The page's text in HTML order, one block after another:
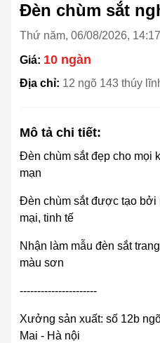
Đèn chùm sắt
Thứ năm, 06/08/2026, 14:17
Giá: 10 ngàn
Địa chỉ: 12 ngõ 143 thúy
Mô tả chi tiết:
Đèn chùm sắt đẹp cho mọi
mạn
Đèn chùm sắt được tạo bởi
mại, tinh tế
Nhận làm mẫu đèn sắt
màu sơn
----------------------
Xưởng sản xuất: số 12b
Mai - Hà nội